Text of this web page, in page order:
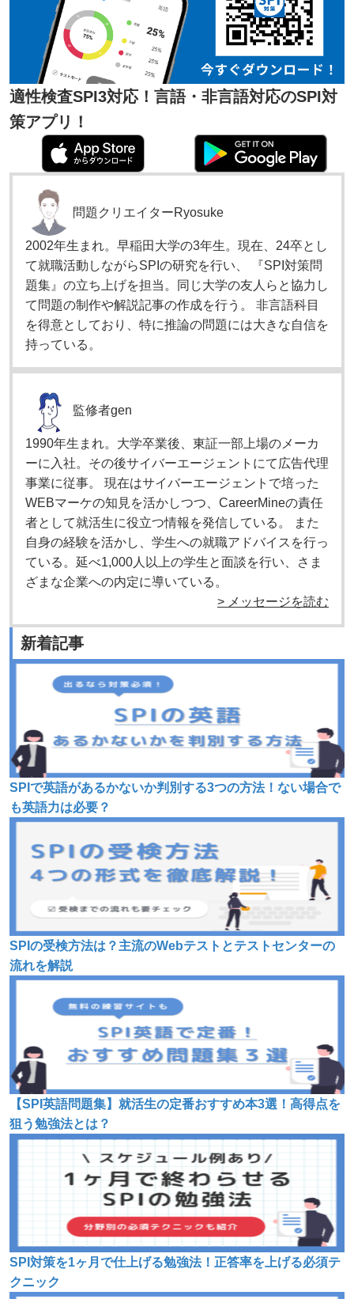
適性検査SPI3対応！言語・非言語対応のSPI対
策アプリ！
問題クリエイターRyosuke
2002年生まれ。早稲田大学の3年生。現在、24卒とし
て就職活動しながらSPIの研究を行い、 『SPI対策問
題集』の立ち上げを担当。同じ大学の友人らと協力し
て問題の制作や解説記事の作成を行う。 非言語科目
を得意としており、特に推論の問題には大きな自信を
持っている。
監修者gen
1990年生まれ。大学卒業後、東証一部上場のメーカ
ーに入社。その後サイバーエージェントにて広告代理
事業に従事。 現在はサイバーエージェントで培った
WEBマーケの知見を活かしつつ、CareerMineの責任
者として就活生に役立つ情報を発信している。 また
自身の経験を活かし、学生への就職アドバイスを行っ
ている。延べ1,000人以上の学生と面談を行い、さま
ざまな企業への内定に導いている。
> メッセージを読む
新着記事
SPIで英語があるかないか判別する3つの方法！ない場合で
も英語力は必要？
SPIの受検方法は？主流のWebテストとテストセンターの
流れを解説
【SPI英語問題集】就活生の定番おすすめ本3選！高得点を
狙う勉強法とは？
SPI対策を1ヶ月で仕上げる勉強法！正答率を上げる必須テ
クニック